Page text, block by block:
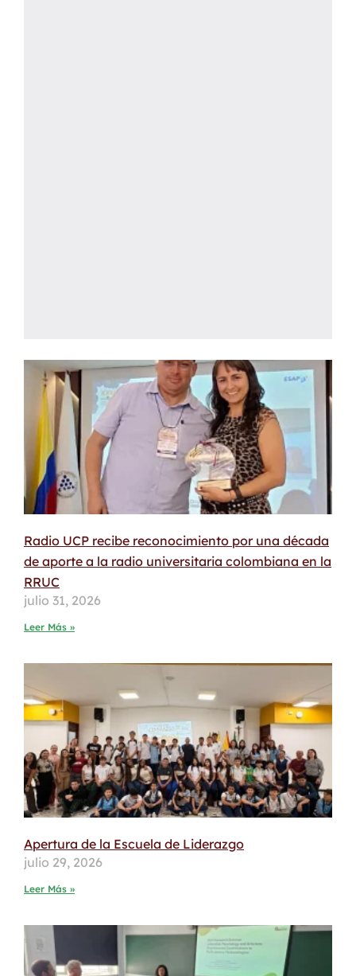
Radio UCP recibe reconocimiento por una década
de aporte a la radio universitaria colombiana en la
RRUC
julio 31, 2026
Leer Más »
Apertura de la Escuela de Liderazgo
julio 29, 2026
Leer Más »